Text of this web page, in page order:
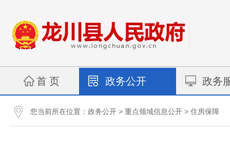
首 页 政务公开 政务
您当前所在位置： 政务公开 > 重点领域信息公开 > 住房保障